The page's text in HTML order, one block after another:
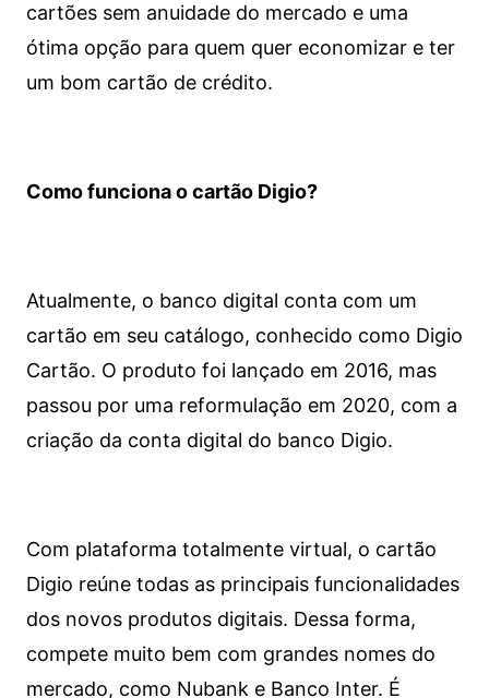
cartões sem anuidade do mercado e uma
ótima opção para quem quer economizar e ter
um bom cartão de crédito.
Como funciona o cartão Digio?
Atualmente, o banco digital conta com um
cartão em seu catálogo, conhecido como Digio
Cartão. O produto foi lançado em 2016, mas
passou por uma reformulação em 2020, com a
criação da conta digital do banco Digio.
Com plataforma totalmente virtual, o cartão
Digio reúne todas as principais funcionalidades
dos novos produtos digitais. Dessa forma,
compete muito bem com grandes nomes do
mercado, como Nubank e Banco Inter. É